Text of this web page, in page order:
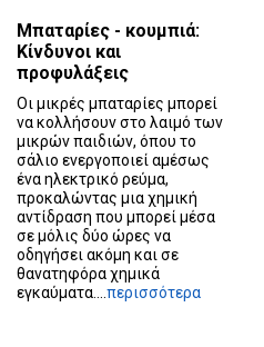
Μπαταρίες - κουμπιά:
Κίνδυνοι και
προφυλάξεις
Οι μικρές μπαταρίες μπορεί
να κολλήσουν στο λαιμό των
μικρών παιδιών, όπου το
σάλιο ενεργοποιεί αμέσως
ένα ηλεκτρικό ρεύμα,
προκαλώντας μια χημική
αντίδραση που μπορεί μέσα
σε μόλις δύο ώρες να
οδηγήσει ακόμη και σε
θανατηφόρα χημικά
εγκαύματα.... περισσότερα